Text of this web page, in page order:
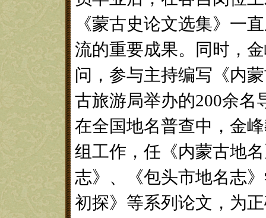
《蒙古史论文选集》一
流的重要成果。同时，
问，参与主持编写《内
古旅游局举办的200余名
在全国地名普查中，金
组工作，任《内蒙古地
志》、《包头市地名志
初探》等系列论文，为